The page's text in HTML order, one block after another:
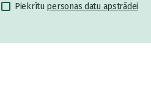
Piekrītu personas datu apstrādei